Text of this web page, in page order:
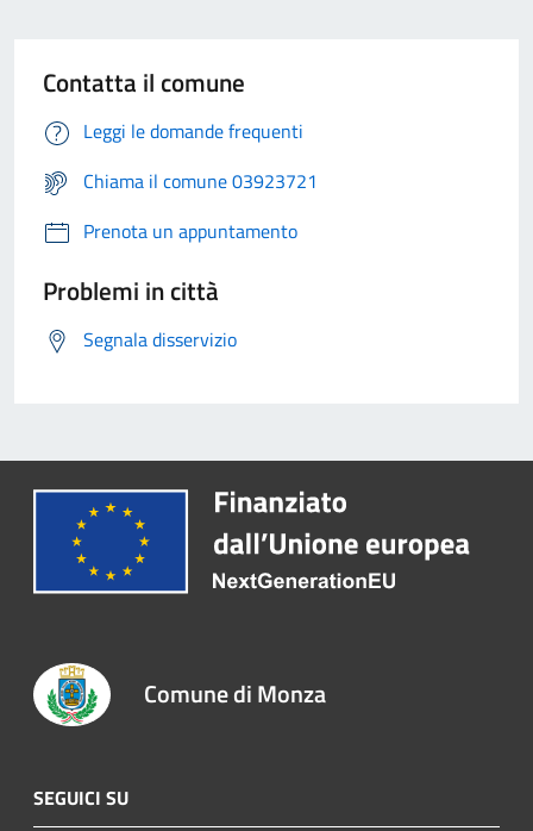
Contatta il comune
Leggi le domande frequenti
Chiama il comune 03923721
Prenota un appuntamento
Problemi in città
Segnala disservizio
Comune di Monza
SEGUICI SU